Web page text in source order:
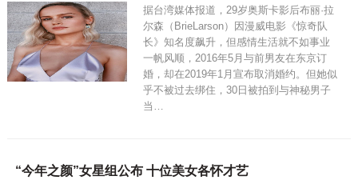
据台湾媒体报道，29岁奥斯卡影后布丽·拉
尔森（BrieLarson）因漫威电影《惊奇队
长》知名度飙升，但感情生活就不如事业
一帆风顺，2016年5月与前男友在东京订
婚，却在2019年1月宣布取消婚约。但她似
乎不被过去绑住，30日被拍到与神秘男子
当…
“今年之颜”女星组公布 十位美女各怀才艺